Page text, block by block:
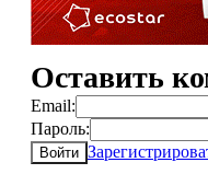
Оставить
Email:
Пароль:
Войти